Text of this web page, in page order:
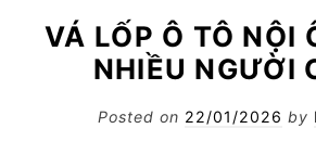
VÁ LỐP Ô TÔ NỘI
NHIỀU NGƯỜI
Posted on 22/01/2026 by